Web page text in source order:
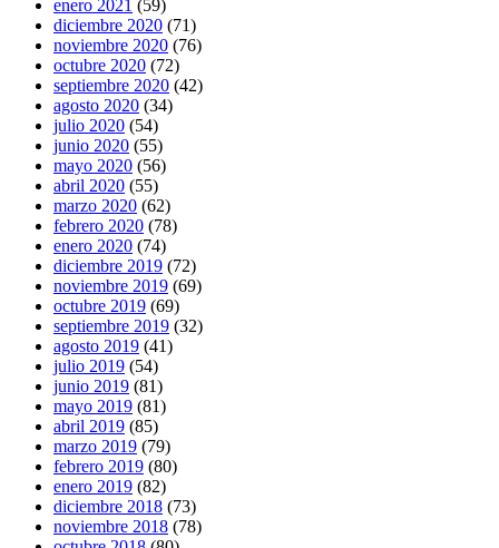
enero 2021 (59)
diciembre 2020 (71)
noviembre 2020 (76)
octubre 2020 (72)
septiembre 2020 (42)
agosto 2020 (34)
julio 2020 (54)
junio 2020 (55)
mayo 2020 (56)
abril 2020 (55)
marzo 2020 (62)
febrero 2020 (78)
enero 2020 (74)
diciembre 2019 (72)
noviembre 2019 (69)
octubre 2019 (69)
septiembre 2019 (32)
agosto 2019 (41)
julio 2019 (54)
junio 2019 (81)
mayo 2019 (81)
abril 2019 (85)
marzo 2019 (79)
febrero 2019 (80)
enero 2019 (82)
diciembre 2018 (73)
noviembre 2018 (78)